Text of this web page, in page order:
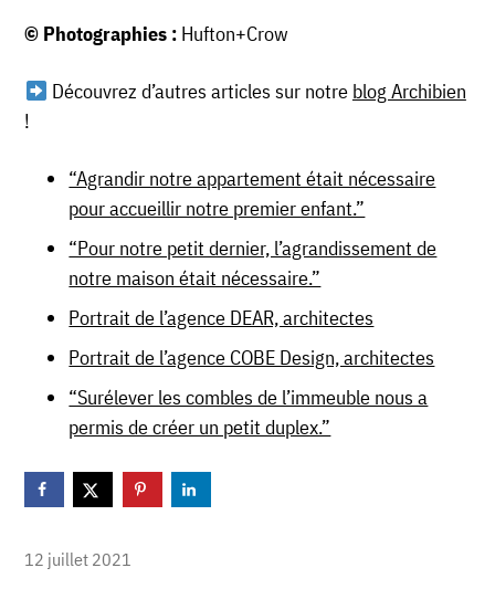
© Photographies : Hufton+Crow
Découvrez d’autres articles sur notre blog Archibien
!
“Agrandir notre appartement était nécessaire
pour accueillir notre premier enfant.”
“Pour notre petit dernier, l’agrandissement de
notre maison était nécessaire.”
Portrait de l’agence DEAR, architectes
Portrait de l’agence COBE Design, architectes
“Surélever les combles de l’immeuble nous a
permis de créer un petit duplex.”
12 juillet 2021